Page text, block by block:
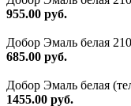
955.00 руб.
Добор Эмаль белая
685.00 руб.
Добор Эмаль белая
1455.00 руб.